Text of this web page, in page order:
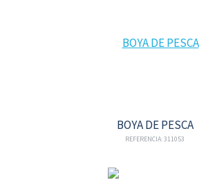
BOYA DE PESCA
REFERENCIA: 311053